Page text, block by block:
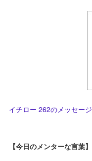
イチロー 262のメッセージ
【今日のメンターな言葉】